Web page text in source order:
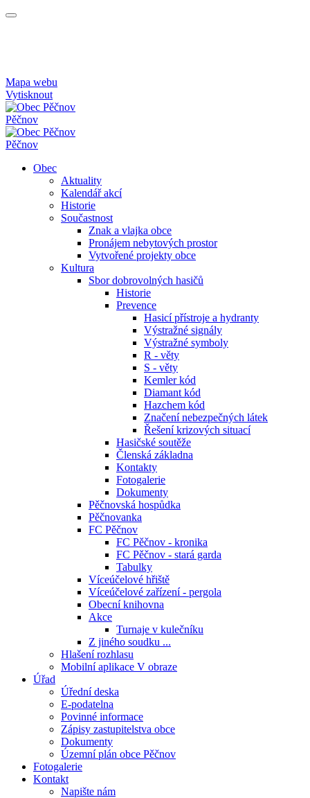
Mapa webu
Vytisknout
Pěčnov
Pěčnov
Obec
Aktuality
Kalendář akcí
Historie
Součastnost
Znak a vlajka obce
Pronájem nebytových prostor
Vytvořené projekty obce
Kultura
Sbor dobrovolných hasičů
Historie
Prevence
Hasicí přístroje a hydranty
Výstražné signály
Výstražné symboly
R - věty
S - věty
Kemler kód
Diamant kód
Hazchem kód
Značení nebezpečných látek
Řešení krizových situací
Hasičské soutěže
Členská základna
Kontakty
Fotogalerie
Dokumenty
Pěčnovská hospůdka
Pěčnovanka
FC Pěčnov
FC Pěčnov - kronika
FC Pěčnov - stará garda
Tabulky
Víceúčelové hřiště
Víceúčelové zařízení - pergola
Obecní knihovna
Akce
Turnaje v kulečníku
Z jiného soudku ...
Hlašení rozhlasu
Mobilní aplikace V obraze
Úřad
Úřední deska
E-podatelna
Povinné informace
Zápisy zastupitelstva obce
Dokumenty
Územní plán obce Pěčnov
Fotogalerie
Kontakt
Napište nám